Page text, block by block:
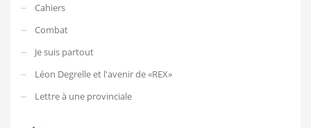
Cahiers
Combat
Je suis partout
Léon Degrelle et l'avenir de «REX»
Lettre à une provinciale